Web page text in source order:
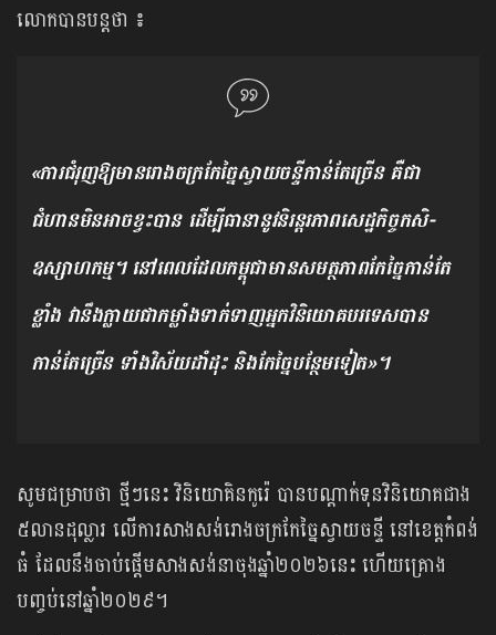
លោកបានបន្តថា ៖
«ការជំរុញឱ្យមានរោងចក្រកែច្នៃស្វាយចន្ទីកាន់តែច្រើន គឺជា
ជំហានមិនអាចខ្វះបាន ដើម្បីធានានូវនិរន្តរភាពសេដ្ឋកិច្ចកសិ-
ឧស្សាហកម្ម។ នៅពេលដែលកម្ពុជាមានសមត្ថភាពកែច្នៃកាន់តែ
ខ្លាំង វានឹងក្លាយជាកម្លាំងទាក់ទាញអ្នកវិនិយោគបរទេសបាន
កាន់តែច្រើន ទាំងវិស័យដាំដុះ និងកែច្នៃបន្ថែមទៀត»។
សូមជម្រាបថា ថ្មីៗនេះ វិនិយោគិនកូរ៉េ បានបណ្តាក់ទុនវិនិយោគជាង
៥លានដុល្លារ លើការសាងសង់រោងចក្រកែច្នៃស្វាយចន្ទី នៅខេត្តកំពង់
ធំ ដែលនឹងចាប់ផ្តើមសាងសង់នាចុងឆ្នាំ២០២៦នេះ ហើយគ្រោង
បញ្ចប់នៅឆ្នាំ២០២៩។